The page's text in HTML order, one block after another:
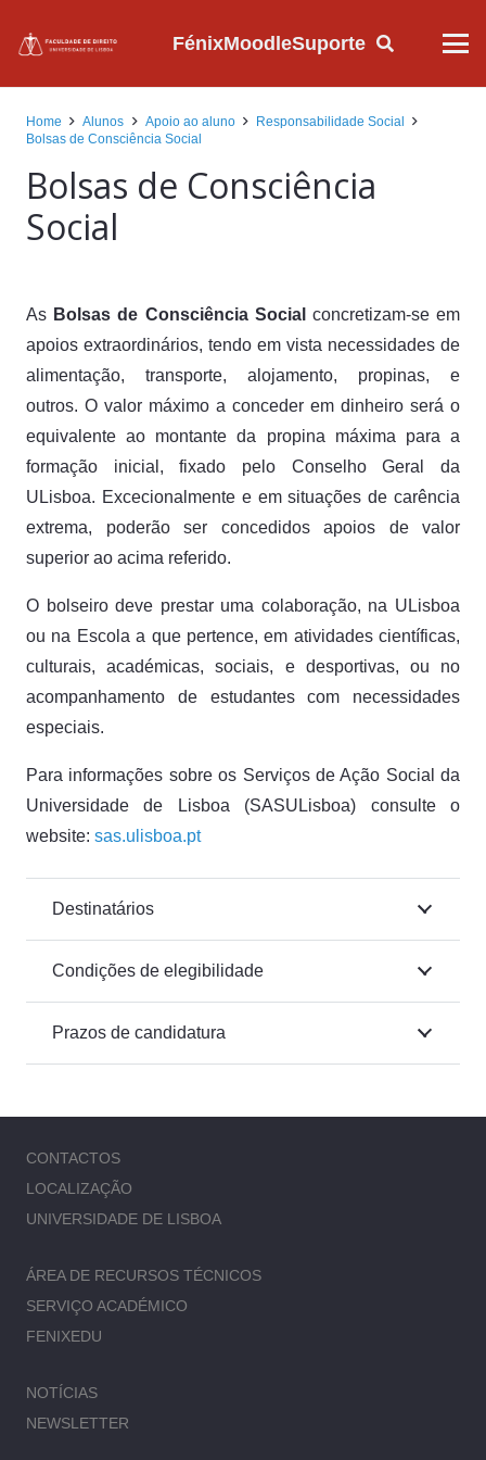
FénixMoodleSuporte
Home Alunos Apoio ao aluno
Responsabilidade Social
Bolsas de Consciência Social
Bolsas de Consciência
Social
As Bolsas de Consciência Social concretizam-se em
apoios extraordinários, tendo em vista necessidades de
alimentação, transporte, alojamento, propinas, e
outros. O valor máximo a conceder em dinheiro será o
equivalente ao montante da propina máxima para a
formação inicial, fixado pelo Conselho Geral da
ULisboa. Excecionalmente e em situações de carência
extrema, poderão ser concedidos apoios de valor
superior ao acima referido.
O bolseiro deve prestar uma colaboração, na ULisboa
ou na Escola a que pertence, em atividades científicas,
culturais, académicas, sociais, e desportivas, ou no
acompanhamento de estudantes com necessidades
especiais.
Para informações sobre os Serviços de Ação Social da
Universidade de Lisboa (SASULisboa) consulte o
website: sas.ulisboa.pt
Destinatários
Condições de elegibilidade
Prazos de candidatura
CONTACTOS
LOCALIZAÇÃO
UNIVERSIDADE DE LISBOA
ÁREA DE RECURSOS TÉCNICOS
SERVIÇO ACADÉMICO
FENIXEDU
NOTÍCIAS
NEWSLETTER